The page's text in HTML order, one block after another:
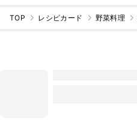
TOP レシピカード 野菜料理